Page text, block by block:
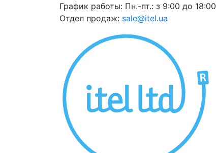
График работы: Пн.-пт.: з 9:00 до 18:00
Отдел продаж: sale@itel.ua